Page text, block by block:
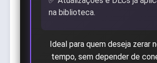
na biblioteca.
Ideal para quem deseja zerar
tempo, sem depender de